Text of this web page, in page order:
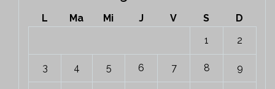
L Ma Mi J V S
D
1
2
3 4 5 6 7 8 9